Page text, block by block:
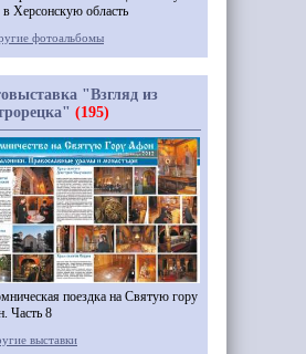
Херсонскую область
фотоальбомы
"Взгляд из
(195)
поездка на Святую гору
Часть 8
выставки